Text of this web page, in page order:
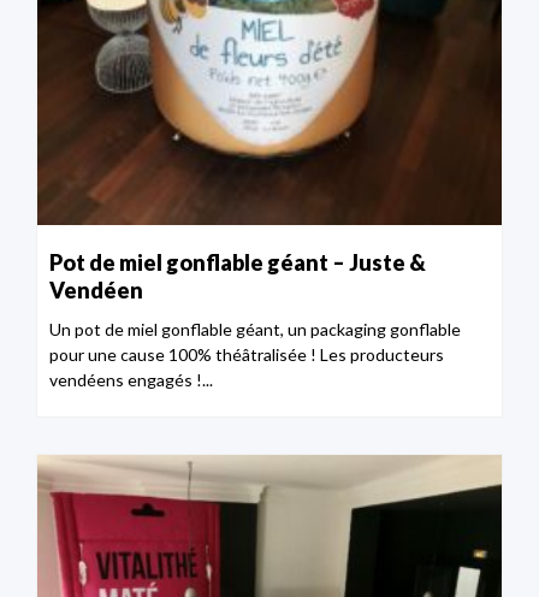
Pot de miel gonflable géant – Juste &
Vendéen
Un pot de miel gonflable géant, un packaging gonflable
pour une cause 100% théâtralisée ! Les producteurs
vendéens engagés !...